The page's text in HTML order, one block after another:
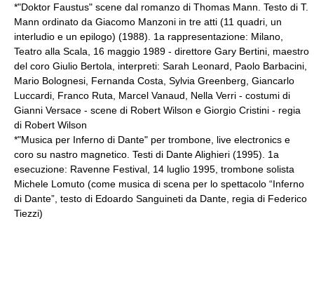
*"Doktor Faustus" scene dal romanzo di Thomas Mann . Testo di T.
Mann ordinato da Giacomo Manzoni in tre atti (11 quadri, un
interludio e un epilogo) (1988). 1a rappresentazione: Milano,
Teatro alla Scala , 16 maggio 1989 - direttore Gary Bertini, maestro
del coro Giulio Bertola, interpreti: Sarah Leonard, Paolo Barbacini,
Mario Bolognesi, Fernanda Costa, Sylvia Greenberg, Giancarlo
Luccardi, Franco Ruta, Marcel Vanaud, Nella Verri - costumi di
Gianni Versace - scene di Robert Wilson e Giorgio Cristini - regia
di Robert Wilson
*"Musica per Inferno di Dante" per trombone, live electronics e
coro su nastro magnetico. Testi di Dante Alighieri (1995). 1a
esecuzione: Ravenne Festival, 14 luglio 1995, trombone solista
Michele Lomuto (come musica di scena per lo spettacolo “Inferno
di Dante”, testo di Edoardo Sanguineti da Dante, regia di Federico
Tiezzi)